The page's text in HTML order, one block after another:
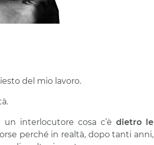
del mio lavoro.
interlocutore cosa c’è dietro le
perché in realtà, dopo tanti anni,